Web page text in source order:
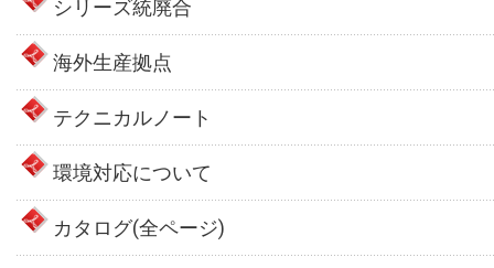
シリーズ統廃合
海外生産拠点
テクニカルノート
環境対応について
カタログ(全ページ)